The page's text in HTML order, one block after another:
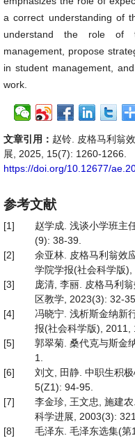
a correct understanding of
understand the role of
management, propose
in student management,
work.
文章引用： 赵铃. 皮格马利翁
展, 2025, 15(7): 1260-1266.
https://doi.org/10.12677/
参考文献
[1]
赵学成. 浅谈小学班主
(9): 38-39.
[2]
余亚林. 皮格马利翁效
学院学报(社会科学版
[3]
庞清, 李丽. 皮格马利
区教学, 2023(3): 32-35.
[4]
冯晓宁. 浅析斯金纳新
报(社会科学版), 2011,
[5]
郭翠菊. 桑代克与斯金
1.
[6]
刘文, 田静. 中职生积
5(Z1): 94-95.
[7]
李金珍, 王文忠, 施建
科学进展, 2003(3):
[8]
毛泽东. 毛泽东选集(第